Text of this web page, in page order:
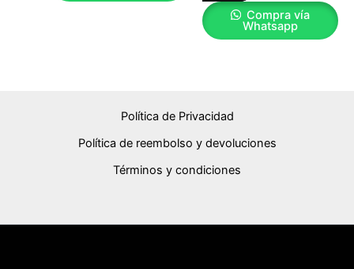
Compra vía
Whatsapp
Política de Privacidad
Política de reembolso y devoluciones
Términos y condiciones